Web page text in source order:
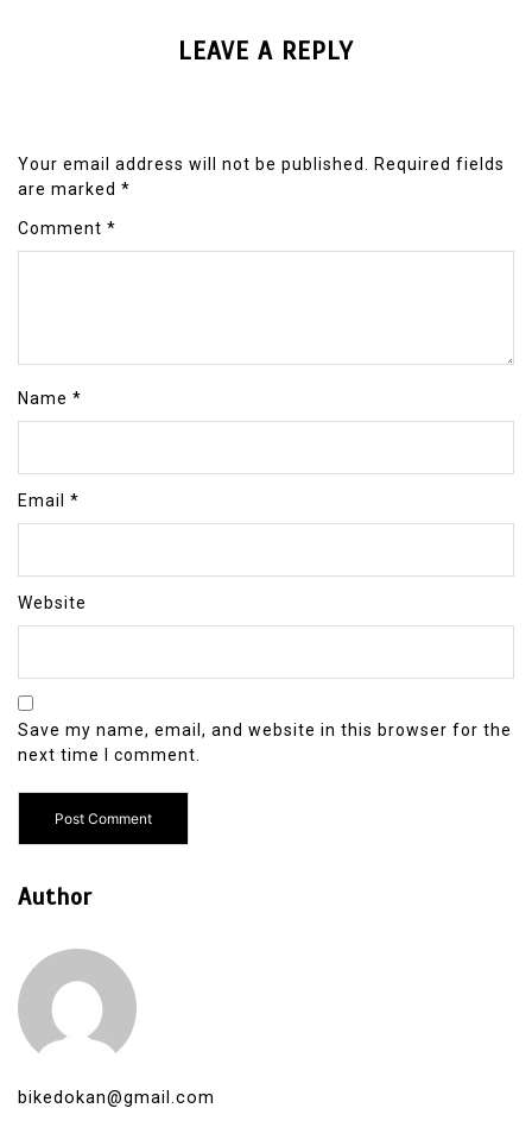
LEAVE A REPLY
Your email address will not be published.
Required fields
are marked *
Comment *
Name *
Email *
Website
Save my name, email, and website in this browser for the
next time I comment.
Author
bikedokan@gmail.com